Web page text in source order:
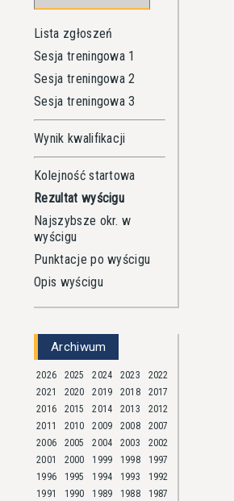
Lista zgłoszeń
Sesja treningowa 1
Sesja treningowa 2
Sesja treningowa 3
Wynik kwalifikacji
Kolejność startowa
Rezultat wyścigu
Najszybsze okr. w
wyścigu
Punktacje po wyścigu
Opis wyścigu
Archiwum
2026 2025 2024 2023
2022
2021
2020 2019 2018
2017
2016
2015 2014 2013
2012
2011
2010 2009 2008
2007
2006
2005 2004 2003
2002
2001
2000 1999 1998
1997
1996
1995 1994 1993
1992
1991
1990 1989 1988 1987